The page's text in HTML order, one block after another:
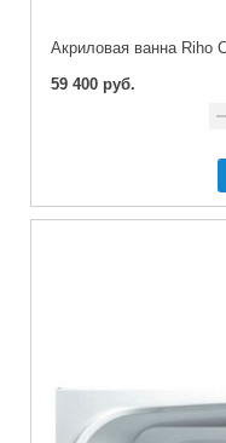
Акриловая ванна Riho
59 400 руб.